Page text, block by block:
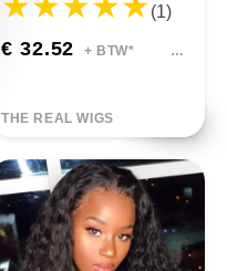
(1)
€ 32.52 + BTW*
THE REAL WIGS